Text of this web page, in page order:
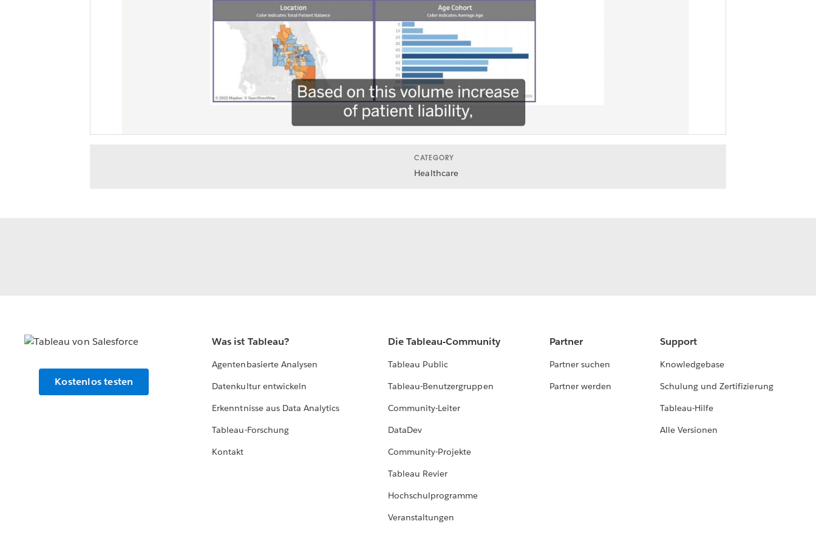
Video
CATEGORY
Healthcare
Kostenlos testen
Was ist Tableau?
Agentenbasierte Analysen
Datenkultur entwickeln
Erkenntnisse aus Data Analytics
Tableau-Forschung
Kontakt
Die Tableau-Community
Tableau Public
Tableau-Benutzergruppen
Community-Leiter
DataDev
Community-Projekte
Tableau Revier
Hochschulprogramme
Veranstaltungen
Partner
Partner suchen
Partner werden
Support
Knowledgebase
Schulung und Zertifizierung
Tableau-Hilfe
Alle Versionen